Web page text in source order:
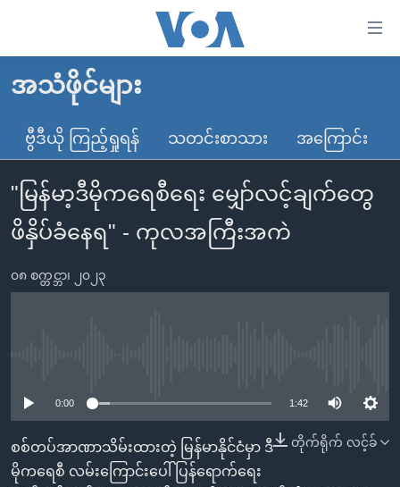
လွယ်ကူ
သည့်
Link
များ
ပင်မ
သို့
စာမျက်နှာ
သို့
မူလစာမျက်နှာ
မြန်မာ
ကမ္ဘာ့သတင်းများ
နိုင်ငံတကာ
အမေရိကန်
အစ္စရေး-ပါလက်စတိုင်း
ဗွီဒီယို
သတင်းလွတ်လပ်ခွင့်
ရပ်ဝန်းတခု လမ်းတခု အလွန်
အင်္ဂလိပ်စာလေ့လာမယ်
ဗွီအိုအေ လူမှုကွန်ယက်များ
အသံဖိုင်များ
ဗွီဒီယို ကြည့်ရှုရန် သတင်းစာသား အကြောင်း
"မြန်မာ့ဒီမိုကရေစီရေး မျှော်လင့်ချက်တွေ
ဖိနှိပ်ခံနေရ" - ကုလအကြီးအကဲ
၀၈ စက္တင္ဘာ၊ ၂၀၂၃
0:00 1:42
တိုက်ရိုက် လင့်ခ်
စစ်တပ်အာဏာသိမ်းထားတဲ့ မြန်မာနိုင်ငံမှာ ဒီ
မိုကရေစီ လမ်းကြောင်းပေါ်ပြန်ရောက်ရေး